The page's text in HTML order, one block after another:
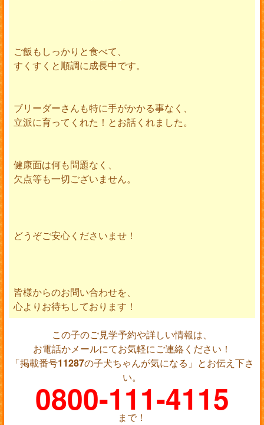
ご飯もしっかりと食べて、
すくすくと順調に成長中です。
ブリーダーさんも特に手がかかる事なく、
立派に育ってくれた！とお話くれました。
健康面は何も問題なく、
欠点等も一切ございません。
どうぞご安心くださいませ！
皆様からのお問い合わせを、
心よりお待ちしております！
この子のご見学予約や詳しい情報は、
お電話かメールにてお気軽にご連絡ください！
「掲載番号11287の子犬ちゃんが気になる」とお伝え下さ
い。
0800-111-4115
まで！